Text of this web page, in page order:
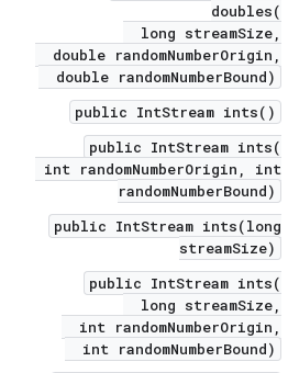
doubles(
long streamSize,
double randomNumberOrigin,
double randomNumberBound)
public IntStream ints()
public IntStream ints(
int randomNumberOrigin, int
randomNumberBound)
public IntStream ints(long
streamSize)
public IntStream ints(
long streamSize,
int randomNumberOrigin,
int randomNumberBound)